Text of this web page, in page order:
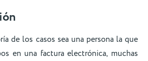
de los casos sea una persona la que
en una factura electrónica, muchas